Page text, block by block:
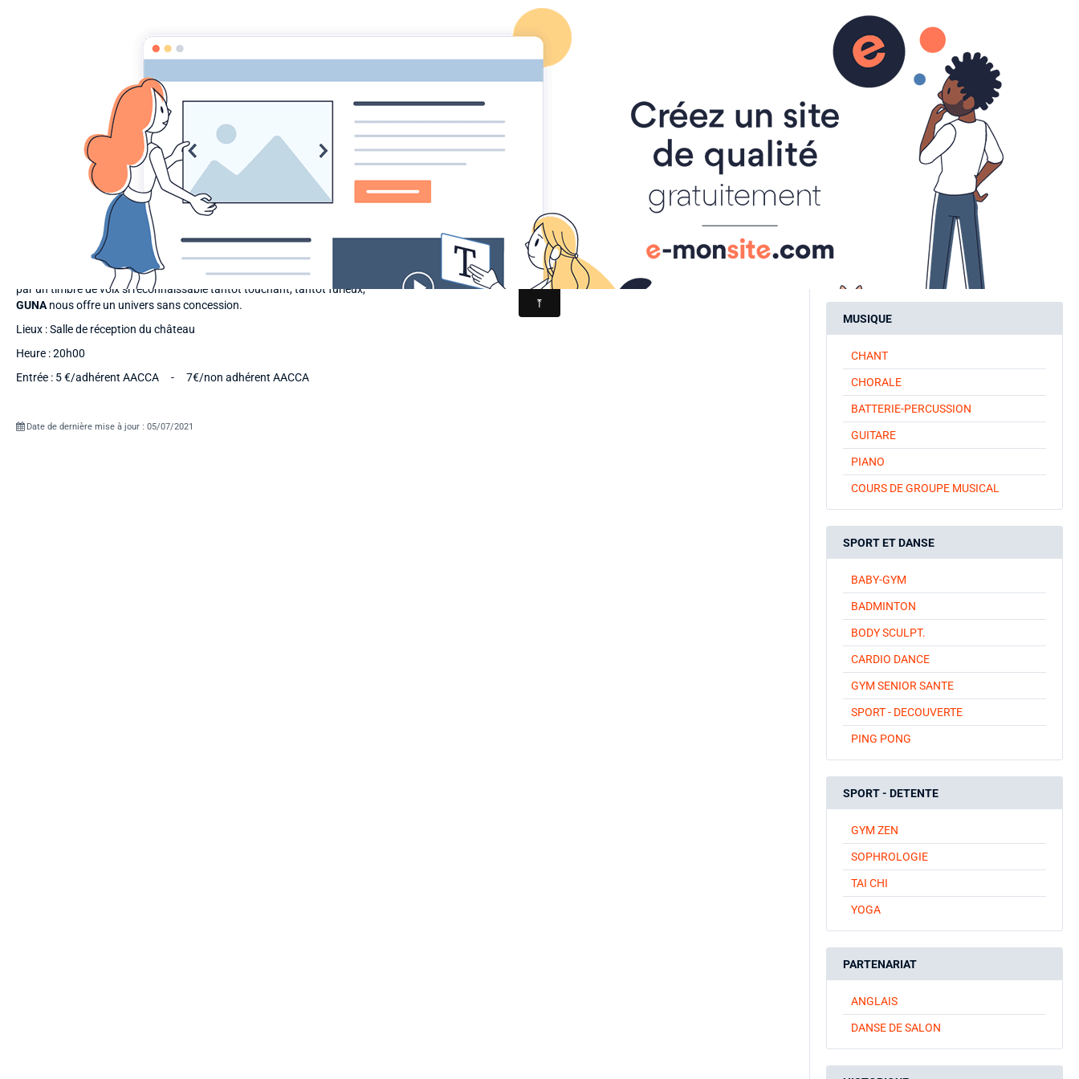
Agenda Contact
HISTORIQUE
CONCERT DE POP ROCK
Date : samedi 10 novembre concert rock par le groupe "Guna"
1ère partie : présentation par les adhérents de quelques morceaux musicaux
2ème partie : "Guna".
Power Rockpar définition, les trois Normands nous
emmènent avec eux dans un couloir d’émotion, entouré de fenêtres nous
faisant voyager sur les terres du rock, de la pop et du gros son. Accompagné
par un timbre de voix si reconnaissable tantôt touchant, tantôt furieux,
GUNA nous offre un univers sans concession.
Lieux : Salle de réception du château
Heure : 20h00
Entrée : 5 €/adhérent AACCA - 7€/non adhérent AACCA
Date de dernière mise à jour : 05/07/2021
ACTUALITES
SPORT A LA CARTE
ATELIER CREATIF
CALLIGRAPHIE
MUSIQUE
CHANT
CHORALE
BATTERIE-PERCUSSION
GUITARE
PIANO
COURS DE GROUPE MUSICAL
SPORT ET DANSE
BABY-GYM
BADMINTON
BODY SCULPT.
CARDIO DANCE
GYM SENIOR SANTE
SPORT - DECOUVERTE
PING PONG
SPORT - DETENTE
GYM ZEN
SOPHROLOGIE
TAI CHI
YOGA
PARTENARIAT
ANGLAIS
DANSE DE SALON